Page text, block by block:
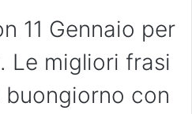
11 Gennaio per
Le migliori frasi
con